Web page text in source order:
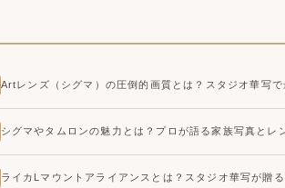
Artレンズ（シグマ）の圧倒的画質とは？スタジオ華写で
シグマやタムロンの魅力とは？プロが語る家族写真とレ
ライカLマウントアライアンスとは？スタジオ華写が贈